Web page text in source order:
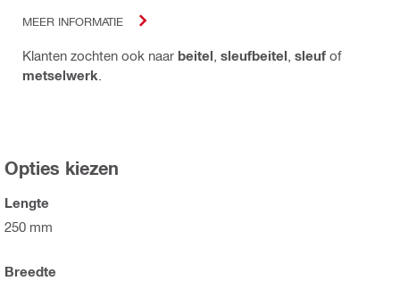
MEER INFORMATIE
Klanten zochten ook naar beitel sleufbeitel sleuf of
metselwerk
Opties kiezen
Lengte
250 mm
Breedte